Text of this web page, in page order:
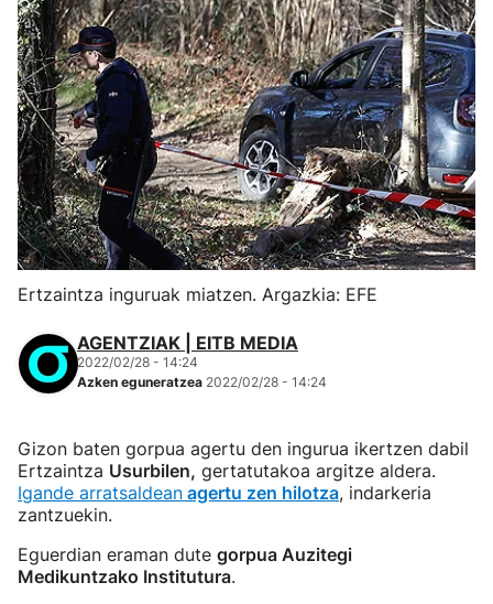
Ertzaintza inguruak miatzen. Argazkia: EFE
AGENTZIAK | EITB MEDIA
2022/02/28 - 14:24
Azken eguneratzea 2022/02/28 - 14:24
Gizon baten gorpua agertu den ingurua ikertzen dabil
Ertzaintza Usurbilen, gertatutakoa argitze aldera.
Igande arratsaldean agertu zen hilotza, indarkeria
zantzuekin.
Eguerdian eraman dute gorpua Auzitegi
Medikuntzako Institutura.